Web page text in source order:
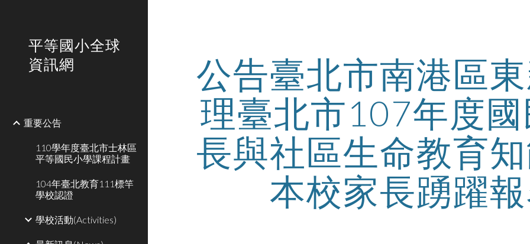
平等國小全球
資訊網
重要公告
110學年度臺北市士林區
平等國民小學課程計畫
104年臺北教育111標竿
學校認證
學校活動(Activities)
公告臺北市南港區
理臺北市107年度
長與社區生命教育
本校家長踴躍報